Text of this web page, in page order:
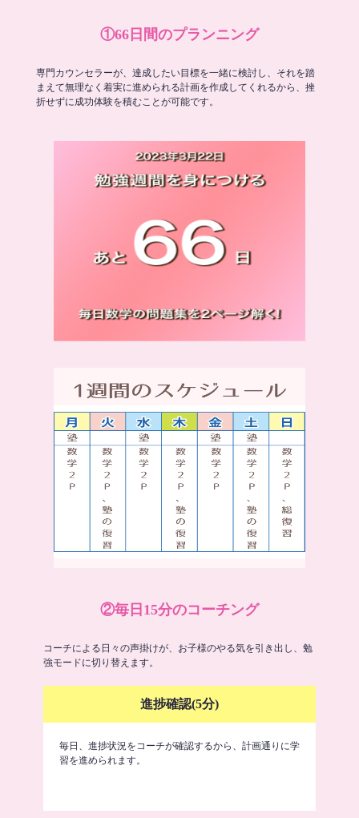
①66日間のプランニング
専門カウンセラーが、達成したい目標を一緒に検討し、それを踏
まえて無理なく着実に進められる計画を作成してくれるから、挫
折せずに成功体験を積むことが可能です。
②毎日15分のコーチング
コーチによる日々の声掛けが、お子様のやる気を引き出し、勉
強モードに切り替えます。
進捗確認(5分)
毎日、進捗状況をコーチが確認するから、計画通りに学
習を進められます。